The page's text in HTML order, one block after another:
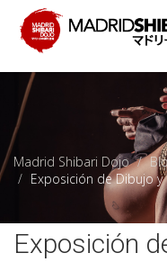
Madrid Shibari Dojo
Exposición de Dibujo
Exposición